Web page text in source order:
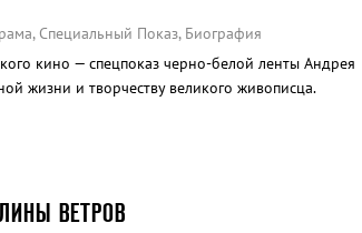
Специальный Показ, Биография
кино — спецпоказ черно-белой ленты Андрея
жизни и творчеству великого живописца.
ВЕТРОВ